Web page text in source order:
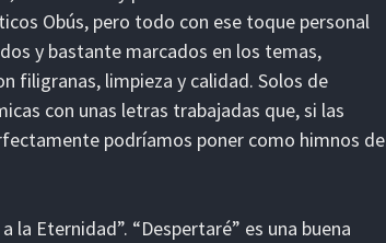
Obús, pero todo con ese toque personal
y bastante marcados en los temas,
filigranas, limpieza y calidad. Solos de
con unas letras trabajadas que, si las
podríamos poner como himnos de
Eternidad”. “Despertaré” es una buena